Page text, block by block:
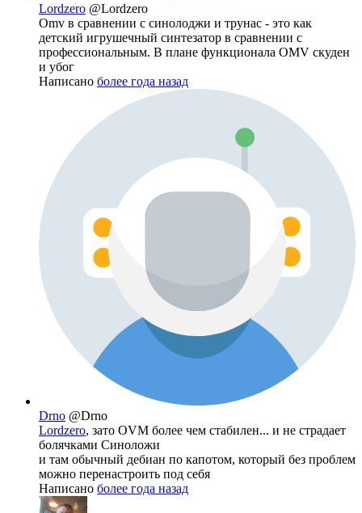
Lordzero @Lordzero
Omv в сравнении с синолоджи и трунас - это как
детский игрушечный синтезатор в сравнении с
профессиональным. В плане функционала OMV скуден
и убог
Написано более года назад
Drno @Drno
Lordzero, зато OVM более чем стабилен... и не страдает
болячками Синоложи
и там обычный дебиан по капотом, который без проблем
можно перенастроить под себя
Написано более года назад